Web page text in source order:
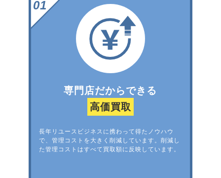
専門店だからできる
高価買取
長年リユースビジネスに携わって得たノウハウ
で、管理コストを大きく削減しています。削減し
た管理コストはすべて買取額に反映しています。